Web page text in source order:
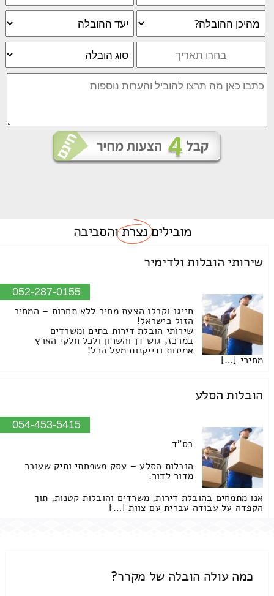
מוביליםנצרתוהסביבה
שירותי הובלות ולדימיר
052-287-0155
חייגו וקבלו הצעת מחיר ללא תחרות – המחיר
הזול בישראל!
שירותי הובלת דירות בתים ומשרדים
במרכז, גוש דן והשרון ולכל חלקי הארץ
אמינות ודייקנות מעל הכל!
מחירי […]
הובלות הסלע
054-453-5415
בס"ד
הובלות הסלע – עסק משפחתי ותיק שעובר
מדור לדור.
אנו מתמחים בהובלת דירות, משרדים והובלות קטנות, תוך
הקפדה על עבודה עברית עם צוות […]
כמה עולה הובלה של מקרר?